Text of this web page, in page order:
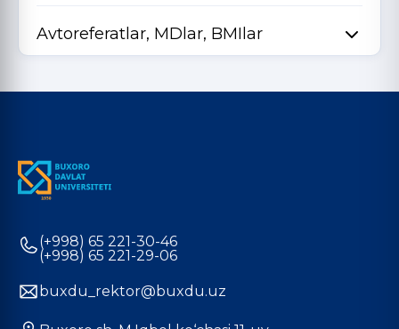
Avtoreferatlar, MDlar, BMIlar
(+998) 65 221-30-46
(+998) 65 221-29-06
buxdu_rektor@buxdu.uz